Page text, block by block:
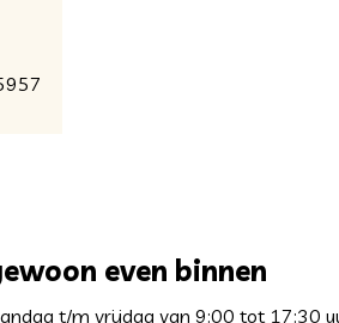
even binnen
t/m vrijdag van 9:00 tot 17:30